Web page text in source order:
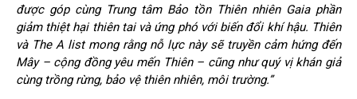
được góp cùng Trung tâm Bảo tồn Thiên nhiên Gaia phần
giảm thiệt hại thiên tai và ứng phó với biến đổi khí hậu. Thiên
và The A list mong rằng nỗ lực này sẽ truyền cảm hứng đến
Mây – cộng đồng yêu mến Thiên – cũng như quý vị khán giả
cùng trồng rừng, bảo vệ thiên nhiên, môi trường.”